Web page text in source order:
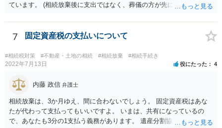
ています。 (相続放棄後に支出ではなく、葬儀の方が先に来るのが通常
述の手続ということだと思いますが) ただ、葬儀費用ならいくらでもよ
いということではなく、身分相応の、社会的儀式として当然認められ
る程度の金額に留まると考えた方がよいです。 もし、相続人の皆さん
に葬儀費用を支出する経済力がなく、質素な葬儀を行った費用であれ
ば相続財産から支出しても単純承認と認められない可能性が高いの
7 固定資産税の支払いについて
#相続税対策 #不動産・土地の相続 #相続放棄 #相続手続き
2022年7月13日 役にたった 4
内藤 政信 弁護士
相続放棄は、3か月ゆえ、間に合わないでしょう。 固定資産税はあな
たが代わって支払ってもいいですよ。 いまは、共有になっているの
で、あなたも3分の1支払う義務があります。 遺産分割協議をして、不